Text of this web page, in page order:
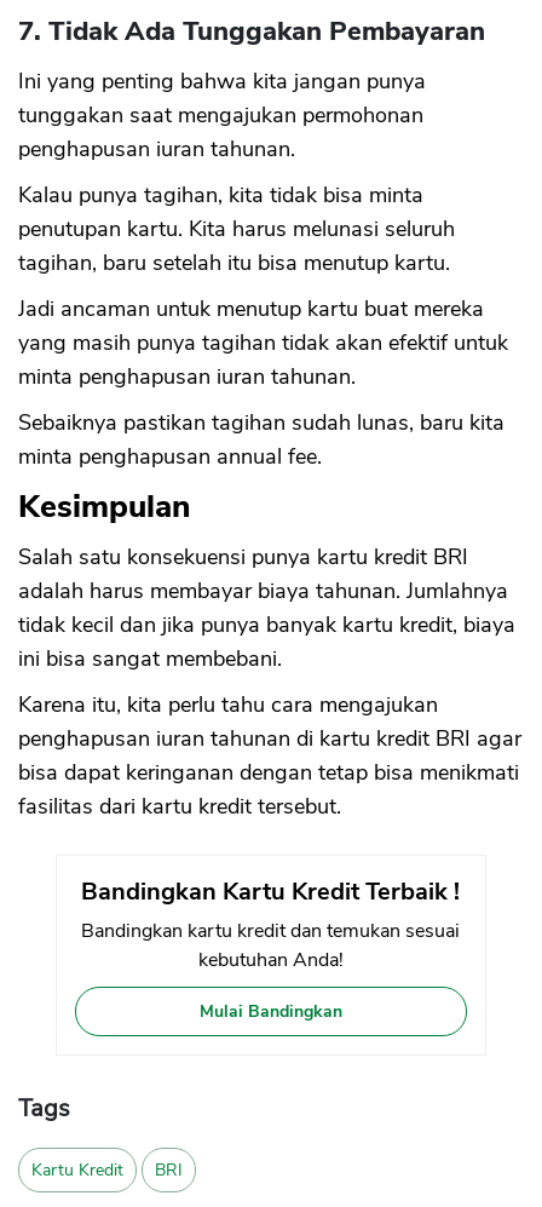
7. Tidak Ada Tunggakan Pembayaran
Ini yang penting bahwa kita jangan punya
tunggakan saat mengajukan permohonan
penghapusan iuran tahunan.
Kalau punya tagihan, kita tidak bisa minta
penutupan kartu. Kita harus melunasi seluruh
tagihan, baru setelah itu bisa menutup kartu.
Jadi ancaman untuk menutup kartu buat mereka
yang masih punya tagihan tidak akan efektif untuk
minta penghapusan iuran tahunan.
Sebaiknya pastikan tagihan sudah lunas, baru kita
minta penghapusan annual fee.
Kesimpulan
Salah satu konsekuensi punya kartu kredit BRI
adalah harus membayar biaya tahunan. Jumlahnya
tidak kecil dan jika punya banyak kartu kredit, biaya
ini bisa sangat membebani.
Karena itu, kita perlu tahu cara mengajukan
penghapusan iuran tahunan di kartu kredit BRI agar
bisa dapat keringanan dengan tetap bisa menikmati
fasilitas dari kartu kredit tersebut.
Bandingkan Kartu Kredit Terbaik !
Bandingkan kartu kredit dan temukan sesuai
kebutuhan Anda!
Mulai Bandingkan
Tags
Kartu Kredit BRI